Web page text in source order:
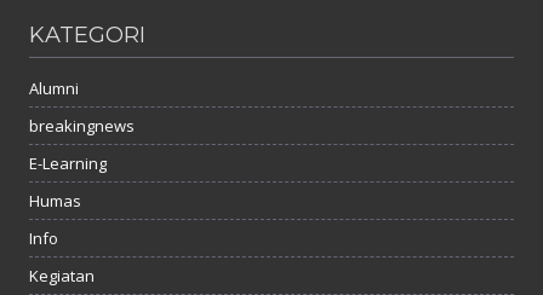
KATEGORI
Alumni
breakingnews
E-Learning
Humas
Info
Kegiatan